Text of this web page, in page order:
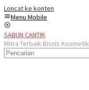
Loncat ke konten
Menu Mobile
SABUN CANTIK
Mitra Terbaik Bisnis Kosmetik